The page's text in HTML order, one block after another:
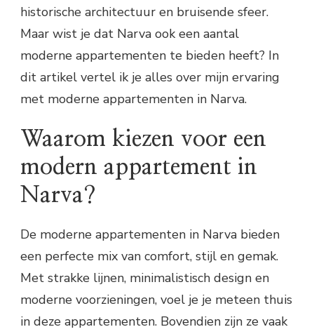
historische architectuur en bruisende sfeer.
Maar wist je dat Narva ook een aantal
moderne appartementen te bieden heeft? In
dit artikel vertel ik je alles over mijn ervaring
met moderne appartementen in Narva.
Waarom kiezen voor een
modern appartement in
Narva?
De moderne appartementen in Narva bieden
een perfecte mix van comfort, stijl en gemak.
Met strakke lijnen, minimalistisch design en
moderne voorzieningen, voel je je meteen thuis
in deze appartementen. Bovendien zijn ze vaak